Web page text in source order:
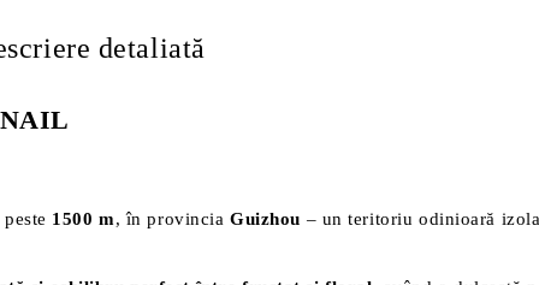
detaliată
1500 m, în provinciaGuizhou – un teritoriu odinioară